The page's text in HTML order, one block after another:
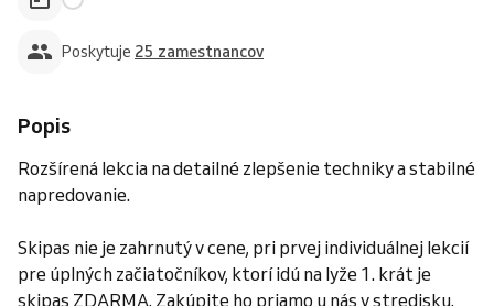
Poskytuje 25 zamestnancov
Popis
Rozšírená lekcia na detailné zlepšenie techniky a stabilné
napredovanie.
Skipas nie je zahrnutý v cene, pri prvej individuálnej lekcií
pre úplných začiatočníkov, ktorí idú na lyže 1. krát je
skipas ZDARMA. Zakúpite ho priamo u nás v stredisku.